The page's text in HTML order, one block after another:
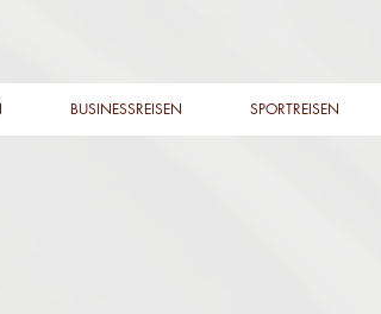
BUSINESSREISEN SPORTREISEN